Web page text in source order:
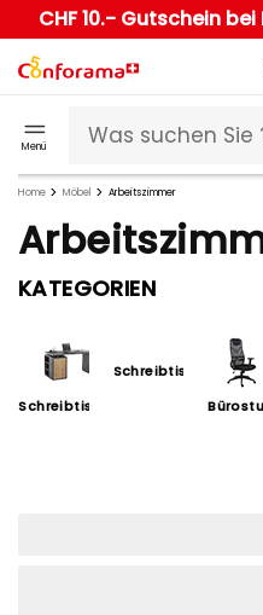
CHF 10.- Gutschein
Menü
Home Möbel Arbeitszimmer
KATEGORIEN
Schreibtische
Schreibtischzubehör